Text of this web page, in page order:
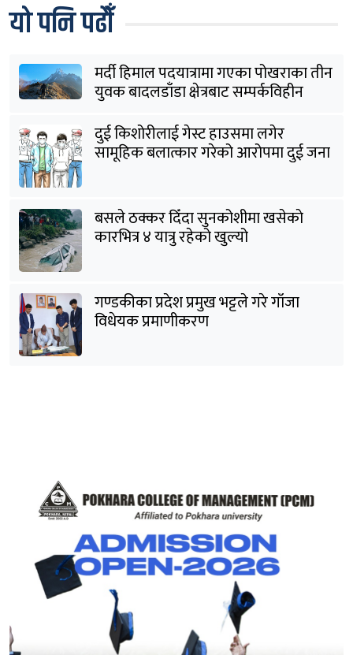
यो पनि पढौँ
मर्दी हिमाल पदयात्रामा गएका पोखराका तीन
युवक बादलडाँडा क्षेत्रबाट सम्पर्कविहीन
दुई किशोरीलाई गेस्ट हाउसमा लगेर
सामूहिक बलात्कार गरेको आरोपमा दुई जना
बसले ठक्कर दिँदा सुनकोशीमा खसेकाे
कारभित्र ४ यात्रु रहेको खुल्यो
गण्डकीका प्रदेश प्रमुख भट्टले गरे गाँजा
विधेयक प्रमाणीकरण